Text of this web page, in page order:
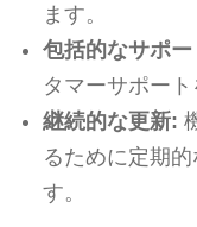
ます。
包括的なサポー
タマーサポート
継続的な更新:
るために定期
す。